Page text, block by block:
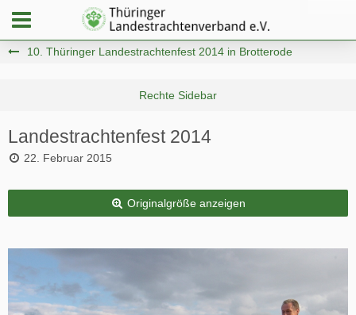
10. Thüringer Landestrachtenfest 2014 in Brotterode
Landestrachtenfest 2014
22. Februar 2015
Originalgröße anzeigen